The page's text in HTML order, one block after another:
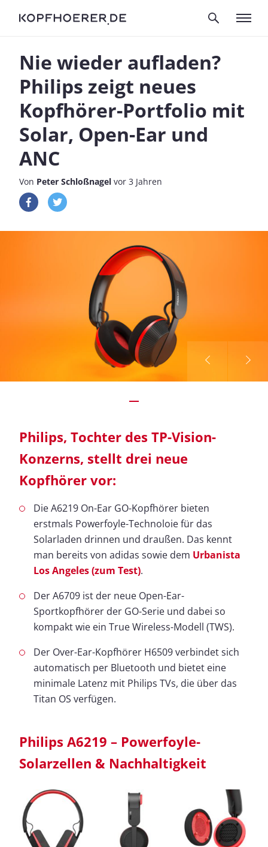
Nie wieder aufladen?
Philips zeigt neues
Kopfhörer-Portfolio mit
Solar, Open-Ear und
ANC
Von Peter Schloßnagel vor 3 Jahren
Philips, Tochter des TP-Vision-
Konzerns, stellt drei neue
Kopfhörer vor:
Die A6219 On-Ear GO-Kopfhörer bieten
erstmals Powerfoyle-Technoloie für das
Solarladen drinnen und draußen. Das kennt
man bereits von adidas sowie dem Urbanista
Los Angeles (zum Test).
Der A6709 ist der neue Open-Ear-
Sportkopfhörer der GO-Serie und dabei so
kompakt wie ein True Wireless-Modell (TWS).
Der Over-Ear-Kopfhörer H6509 verbindet sich
automatisch per Bluetooth und bietet eine
minimale Latenz mit Philips TVs, die über das
Titan OS verfügen.
Philips A6219 – Powerfoyle-
Solarzellen & Nachhaltigkeit